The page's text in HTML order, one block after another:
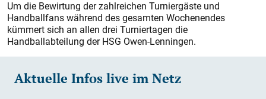
Um die Bewirtung der zahlreichen Turniergäs­te und
Handballfans während des gesamten Wochenendes
kümmert sich an allen drei Turniertagen die
Handballabteilung der HSG Owen-Lenningen.
Aktuelle Infos live im Netz